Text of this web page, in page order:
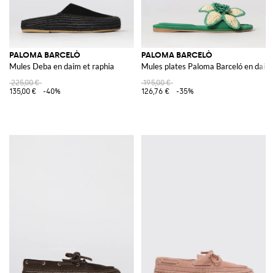
PALOMA BARCELÒ
Mules Deba en daim et raphia
225,00 €
135,00 €
-40%
PALOMA BARCELÒ
Mules plates Paloma Barceló en
195,00 €
126,76 €
-35%